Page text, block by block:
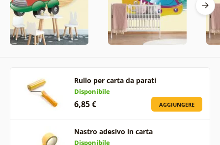
Rullo per carta da parati
Disponibile
6,85 € AGGIUNGERE
Nastro adesivo in carta
Disponibile